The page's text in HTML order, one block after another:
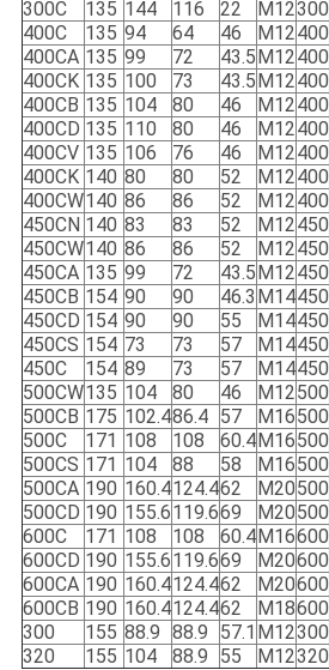
300C
135 144 116 22 M12300
400C
135 94 64 46 M12400
400CA 135 99 72 43.5 M12400
400CK 135 100 73 43.5 M12400
400CB 135 104 80 46 M12400
400CD 135 110 80 46 M12400
400CV 135 106 76 46 M12400
400CK 140 80 80 52 M12400
400CW140 86 86 52 M12400
450CN 140 83 83 52 M12450
450CW140 86 86 52 M12450
450CA 135 99 72 43.5 M12450
450CB 154 90 90 46.3 M14450
450CD 154 90 90 55 M14450
450CS 154 73 73 57 M14450
450C
154 89 73 57 M14450
500CW135 104 80 46 M12500
500CB 175 102.486.4 57 M16500
500C
171 108 108 60.4 M16500
500CS 171 104 88 58 M16500
500CA 190 160.4124.462 M20500
500CD 190 155.6119.669 M20500
600C
171 108 108 60.4 M16600
600CD 190 155.6119.669 M20600
600CA 190 160.4124.462 M20600
600CB 190 160.4124.462 M18600
300
155 88.9 88.9 57.1 M12300
320
155 104 88.9 55 M12320